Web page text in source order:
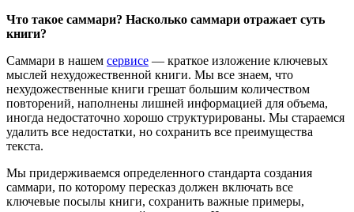
Что такое саммари? Насколько саммари отражает суть
книги?
Саммари в нашем сервисе — краткое изложение ключевых
мыслей нехудожественной книги. Мы все знаем, что
нехудожественные книги грешат большим количеством
повторений, наполнены лишней информацией для объема,
иногда недостаточно хорошо структурированы. Мы стараемся
удалить все недостатки, но сохранить все преимущества
текста.
Мы придерживаемся определенного стандарта создания
саммари, по которому пересказ должен включать все
ключевые посылы книги, сохранить важные примеры,